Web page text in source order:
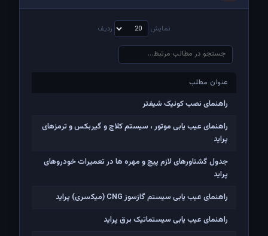
نمایش ردیف
عنوان مطلب
عنوان مطلب
راهنمای نصب کوئیک شیفتر
راهنمای عیب یابی موتور ، سیستم کلاچ و گیربکس و ترمزهای
پراید
جدول گشتاورهای لازم پیچ و مهره ها در تعمیرات خودروهای
پراید
راهنمای عیب یابی سیستم گازسوز CNG (میکسری) پراید
راهنمای عیب یابی سیستماتیک برق پراید